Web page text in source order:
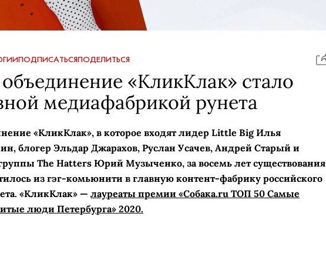
ПОДПИСАТЬСЯПОДЕЛИТЬСЯ
«КликКлак» стало
медиафабрикой рунета
«КликКлак», в которое входят лидер Little Big Илья
блогер Эльдар Джарахов, Руслан Усачев, Андрей Старый и
The Hatters Юрий Музыченко, за восемь лет существования
из гэг-комьюнити в главную контент-фабрику российского
«КликКлак» — лауреаты премии «Собака.ru ТОП 50 Самые
люди Петербурга» 2020.